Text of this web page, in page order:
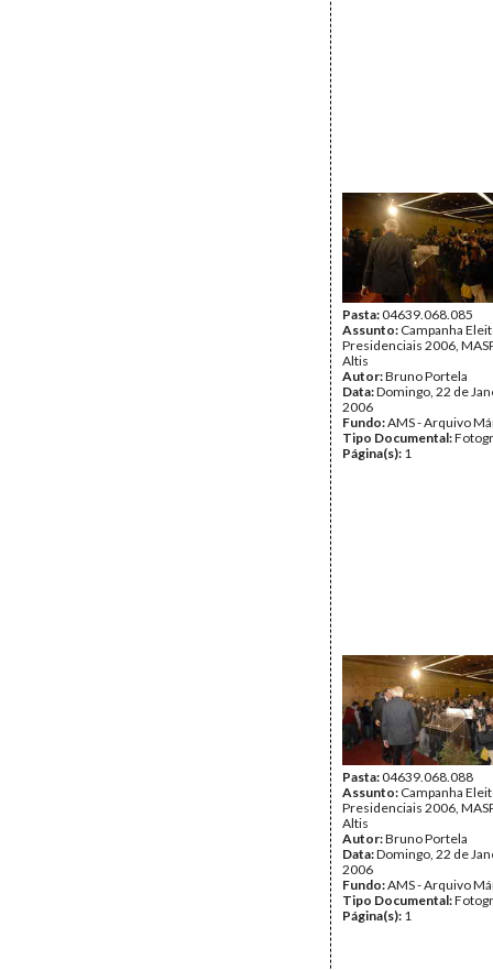
Pasta:04639.068.085
Assunto: Campanha
Presidenciais 2006,
Altis
Autor:Bruno Portela
Data:Domingo, 22 de
2006
Fundo:AMS - Arquivo
Tipo Documental:
Página(s): 1
Pasta:04639.068.088
Assunto: Campanha
Presidenciais 2006,
Altis
Autor:Bruno Portela
Data:Domingo, 22 de
2006
Fundo:AMS - Arquivo
Tipo Documental:
Página(s): 1